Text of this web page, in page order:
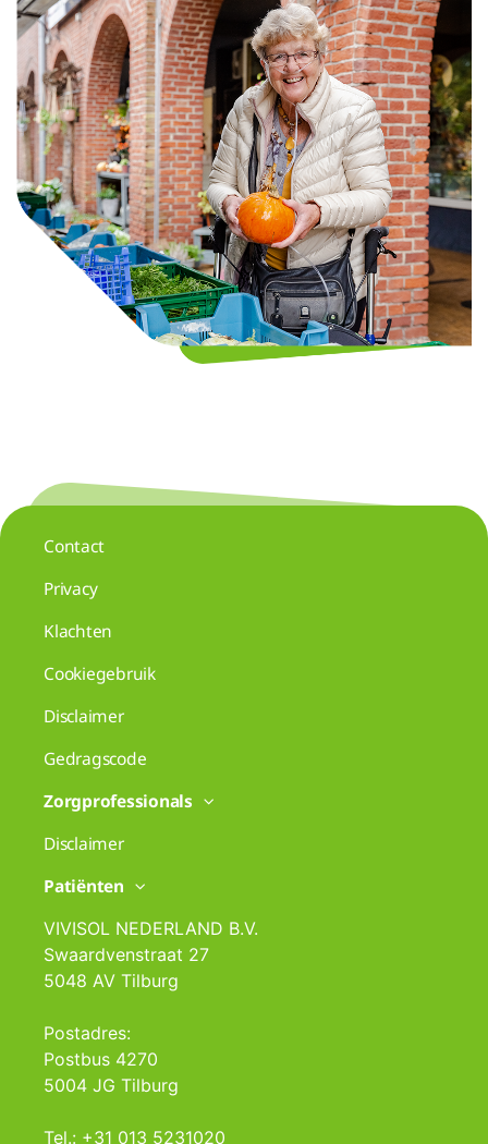
Contact
Privacy
Klachten
Cookiegebruik
Disclaimer
Gedragscode
Zorgprofessionals
Disclaimer
Patiënten
VIVISOL NEDERLAND B.V.
Swaardvenstraat 27
5048 AV Tilburg
Postadres:
Postbus 4270
5004 JG Tilburg
Tel.: +31 013 5231020